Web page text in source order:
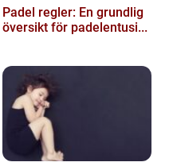
Padel regler: En grundlig
översikt för padelentusi...